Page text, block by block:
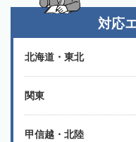
対応
北海道・東北
関東
甲信越・北陸